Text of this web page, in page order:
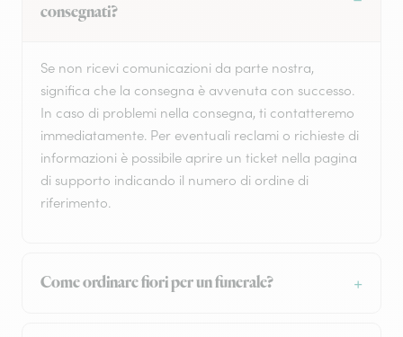
consegnati?
Se non ricevi comunicazioni da parte nostra,
significa che la consegna è avvenuta con successo.
In caso di problemi nella consegna, ti contatteremo
immediatamente. Per eventuali reclami o richieste di
informazioni è possibile aprire un ticket nella pagina
di supporto indicando il numero di ordine di
riferimento.
Come ordinare fiori per un funerale?